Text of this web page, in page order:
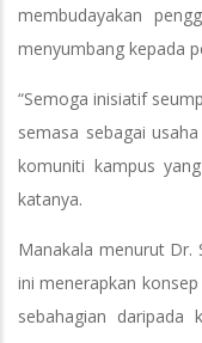
membudayakan
menyumbang kepada
“Semoga inisiatif
semasa sebagai
komuniti kampus
katanya.
Manakala menurut Dr.
ini menerapkan konsep
sebahagian daripada